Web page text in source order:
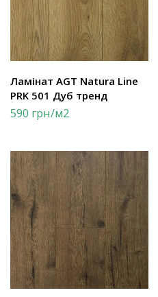
Ламінат AGT Natura Line
PRK 501 Дуб тренд
590 грн/м2